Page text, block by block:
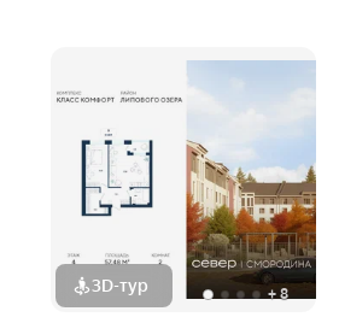
3D-тур + 8